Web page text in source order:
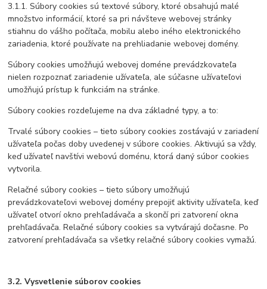
3.1.1. Súbory cookies sú textové súbory, ktoré obsahujú malé
množstvo informácií, ktoré sa pri návšteve webovej stránky
stiahnu do vášho počítača, mobilu alebo iného elektronického
zariadenia, ktoré používate na prehliadanie webovej domény.
Súbory cookies umožňujú webovej doméne prevádzkovateľa
nielen rozpoznať zariadenie užívateľa, ale súčasne užívateľovi
umožňujú prístup k funkciám na stránke.
Súbory cookies rozdeľujeme na dva základné typy, a to:
Trvalé súbory cookies – tieto súbory cookies zostávajú v zariadení
užívateľa počas doby uvedenej v súbore cookies. Aktivujú sa vždy,
keď užívateľ navštívi webovú doménu, ktorá daný súbor cookies
vytvorila.
Relačné súbory cookies – tieto súbory umožňujú
prevádzkovateľovi webovej domény prepojiť aktivity užívateľa, keď
užívateľ otvorí okno prehľadávača a skončí pri zatvorení okna
prehľadávača. Relačné súbory cookies sa vytvárajú dočasne. Po
zatvorení prehľadávača sa všetky relačné súbory cookies vymažú.
3.2. Vysvetlenie súborov cookies